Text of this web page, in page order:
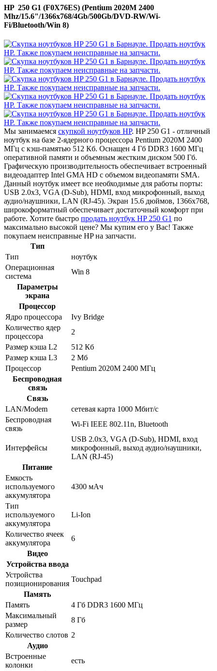
HP 250 G1 (F0X76ES) (Pentium 2020M 2400
Mhz/15.6"/1366x768/4Gb/500Gb/DVD-RW/Wi-
Fi/Bluetooth/Win 8)
Мы занимаемся скупкой ноутбуков HP. HP 250 G1 - отличный
ноутбук на базе 2-ядерного процессора Pentium 2020M 2400
МГц с кэш-памятью 512 Кб. Оснащен 4 Гб DDR3 1600 МГц
оперативной памяти и объемным жестким диском 500 Гб.
Графическую производительность обеспечивает встроенный
видеоадаптер Intel GMA HD с объемом видеопамяти SMA.
Данный ноутбук имеет все необходимые для работы порты:
USB 2.0x3, VGA (D-Sub), HDMI, вход микрофонный, выход
аудио/наушники, LAN (RJ-45). Экран 15.6 дюймов, 1366x768,
широкоформатный обеспечивает достаточный комфорт при
работе. Хотите быстро продать ноутбук HP 250 G1 по
максимально высокой цене? Мы купим его у Вас! Также
покупаем неисправные HP на запчасти.
Тип
Тип
ноутбук
Операционная
система
Win 8
Параметры
экрана
Процессор
Ядро процессора
Ivy Bridge
Количество ядер
процессора
2
Размер кэша L2
512 Кб
Размер кэша L3
2 Мб
Процессор
Pentium 2020M 2400 МГц
Беспроводная
связь
Связь
LAN/Modem
сетевая карта 1000 Мбит/c
Беспроводная
связь
Wi-Fi IEEE 802.11n, Bluetooth
Интерфейсы
USB 2.0x3, VGA (D-Sub), HDMI, вход
микрофонный, выход аудио/наушники,
LAN (RJ-45)
Питание
Емкость
используемого
аккумулятора
4300 мАч
Тип
используемого
аккумулятора
Li-Ion
Количество ячеек
аккумулятора
6
Видео
Устройства ввода
Устройства
позиционирования
Touchpad
Память
Память
4 Гб DDR3 1600 МГц
Максимальный
размер
8 Гб
Количество слотов 2
Аудио
Встроенные
колонки
есть